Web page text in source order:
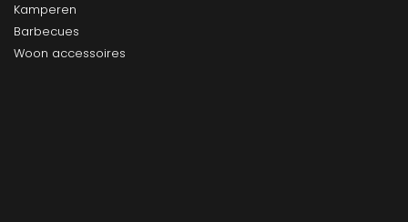
Kamperen
Barbecues
Woon accessoires